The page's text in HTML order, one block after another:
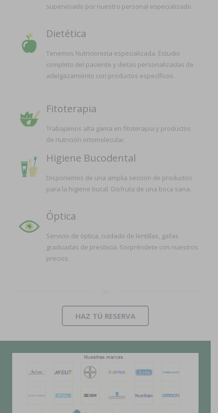
supervisado por nuestro personal especializado.
Dietética
Tenemos Nutricionista especializada. Estudio
completo del paciente y dietas personalizadas de
adelgazamiento con productos específicos.
Fitoterapia
Trabajamos alta gama en fitoterapia y productos
de nutrición ortomolecular.
Higiene Bucodental
Disponemos de una amplia sección de productos
para la higiene bucal. Disfruta de una boca sana.
Óptica
Servicio de óptica, cuidado de lentillas, gafas
graduadas de presbicia. Sorpréndete con nuestros
precios.
HAZ TÚ RESERVA